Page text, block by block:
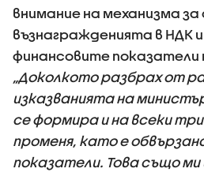
внимание на механизма
възнагражденията в НДК
финансовите
„Доколкото разбрах от
изказванията на
се формира и на всеки
променя, като е
показатели. Това също